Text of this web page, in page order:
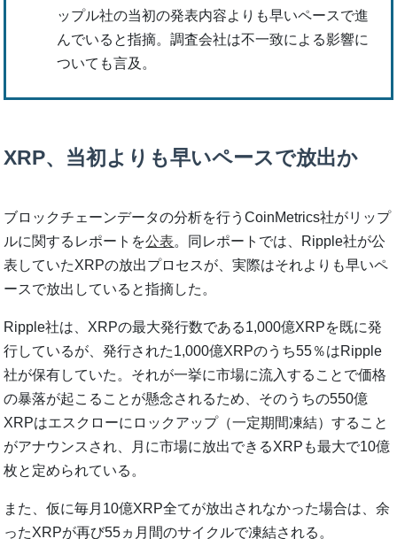
ップル社の当初の発表内容よりも早いペースで進
んでいると指摘。調査会社は不一致による影響に
ついても言及。
XRP、当初よりも早いペースで放出か
ブロックチェーンデータの分析を行うCoinMetrics社がリップ
ルに関するレポートを公表。同レポートでは、Ripple社が公
表していたXRPの放出プロセスが、実際はそれよりも早いペ
ースで放出していると指摘した。
Ripple社は、XRPの最大発行数である1,000億XRPを既に発
行しているが、発行された1,000億XRPのうち55％はRipple
社が保有していた。それが一挙に市場に流入することで価格
の暴落が起こることが懸念されるため、そのうちの550億
XRPはエスクローにロックアップ（一定期間凍結）すること
がアナウンスされ、月に市場に放出できるXRPも最大で10億
枚と定められている。
また、仮に毎月10億XRP全てが放出されなかった場合は、余
ったXRPが再び55ヵ月間のサイクルで凍結される。